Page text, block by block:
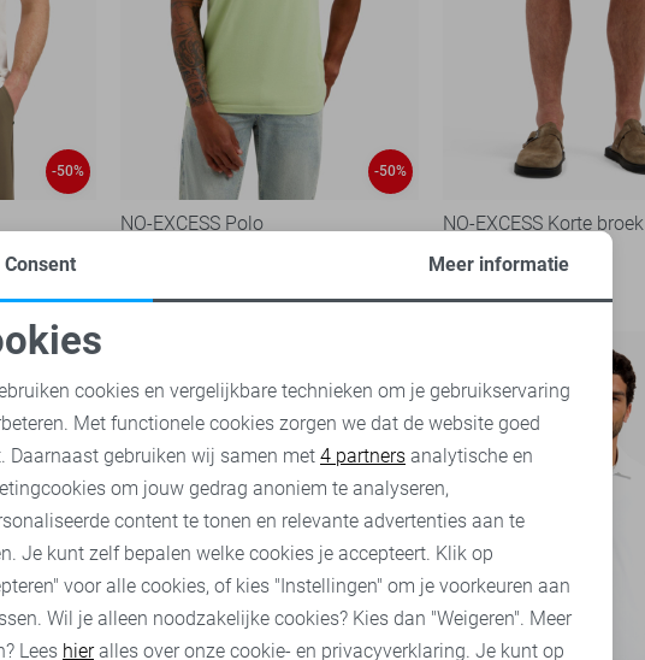
-50% -50%
NO-EXCESS Polo
NO-EXCESS Korte broek
40,00 79,99
cookies
cookies Marketing cookies
Consent Meer informatie
cookies en vergelijkbare technieken om je gebruikservaring
Met functionele cookies zorgen we dat de website goed
Daarnaast gebruiken wij samen met 4 partners analytische en
om jouw gedrag anoniem te analyseren,
content te tonen en relevante advertenties aan te
Je kunt zelf bepalen welke cookies je accepteert. Klik op
voor alle cookies, of kies "Instellingen" om je voorkeuren aan
Wil je alleen noodzakelijke cookies? Kies dan "Weigeren". Meer
Lees hieralles over onze cookie- en privacyverklaring. Je kunt op